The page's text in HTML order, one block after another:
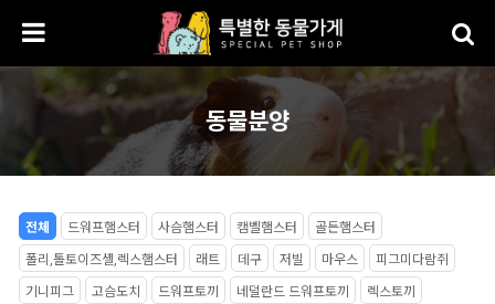
동물분양
전체 드워프햄스터 사슴햄스터 캠벨햄스터 골든햄스터
폴리,톨토이즈셸,렉스햄스터 래트 데구 저빌 마우스 피그미다람쥐
기니피그 고슴도치 드워프토끼 네덜란드 드워프토끼 렉스토끼